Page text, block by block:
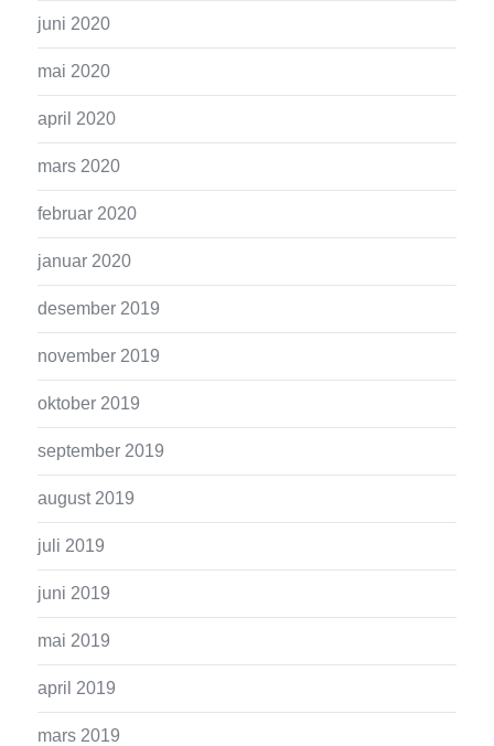
juni 2020
mai 2020
april 2020
mars 2020
februar 2020
januar 2020
desember 2019
november 2019
oktober 2019
september 2019
august 2019
juli 2019
juni 2019
mai 2019
april 2019
mars 2019